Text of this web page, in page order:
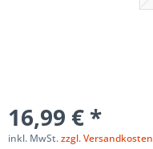
16,99 € *
inkl. MwSt.zzgl. Versandkosten